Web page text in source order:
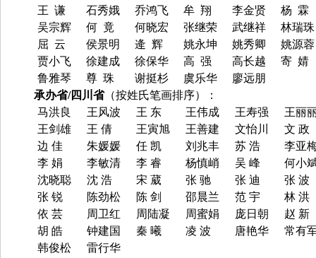
王 谦 石秀娥 乔鸿飞 牟 翔 李金贤
杨 霖
吴宗辉
何 竟 何晓宏 张继荣 武继祥
林瑞珠
屈 云
侯景明 逄 辉 姚永坤 姚秀卿
姚源蓉
贾小飞
徐建成 徐保华 高 强 高长越 寄 婧
鲁雅琴
尊 珠 谢挺杉 虞乐华
廖远朋
承办省/四川省（按姓氏笔画排序）：
马洪良
王风波 王 东 王伟成 王寿强
王丽
王剑雄
王 倩 王寅旭 王善建 文怡川 文 政
边 佳 朱媛媛 任 凯 刘兆丰 苏 浩
李亚
李 娟 李敏清 李 睿 杨慎峭 吴 峰
何小
沈晓聪
沈 浩 宋 葳 张 驰 张 迪 张 波
张 锐 陈劲松 陈 剑 邵晨兰 范 宇 林 洪
依 芸 周卫红 周陆凝 周蜜娟 庞日朝 赵 新
胡 皓 钟建国 秦 曦 凌 波 唐艳华
常有
韩俊松
雷行华